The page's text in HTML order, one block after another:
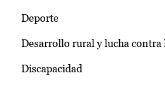
Deporte
Desarrollo rural y lucha contra
Discapacidad